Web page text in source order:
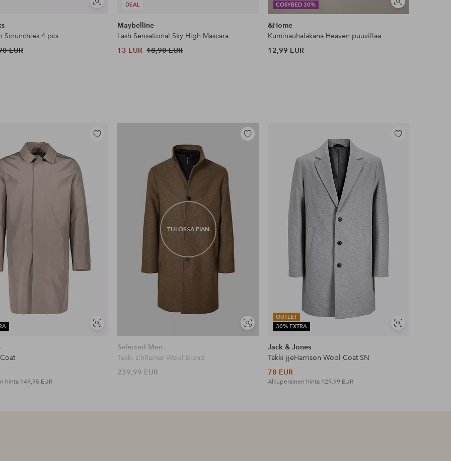
Näytä
Scrunchies 4 pcs
EUR
DEAL
Maybelline
Lash Sensational Sky High Mascara
13 EUR 18,90 EUR
COSYBED 30%
Näytä
samankaltaisia
&Home
Kuminauhalakana Heaven puuvillaa
12,99 EUR
Näytä
samankaltaisia
Lisää
hinta 149,95 EUR
TULOSSA PIAN
Näytä
samankaltaisia
Lisää
Selected Men
Takki slhRainar Wool Blend
239,99 EUR
OUTLET
30% EXTRA
Näytä
Lisää
Jack & Jones
Takki jjeHarrison Wool Coat SN
78 EUR
Alkuperäinen hinta 129,99 EUR